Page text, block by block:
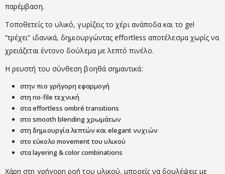
παρέμβαση.
Τοποθετείς το υλικό, γυρίζεις το χέρι ανάποδα και το gel
“τρέχει” ιδανικά, δημιουργώντας effortless αποτέλεσμα χωρίς να
χρειάζεται έντονο δούλεμα με λεπτό πινέλο.
Η ρευστή του σύνθεση βοηθά σημαντικά:
στην πιο γρήγορη εφαρμογή
στη no-file τεχνική
στα effortless ombré transitions
στο smooth blending χρωμάτων
στη δημιουργία λεπτών και elegant νυχιών
στο εύκολο movement του υλικού
στα layering & color combinations
Χάρη στη γρήγορη ροή του υλικού, μπορείς να δουλέψεις με